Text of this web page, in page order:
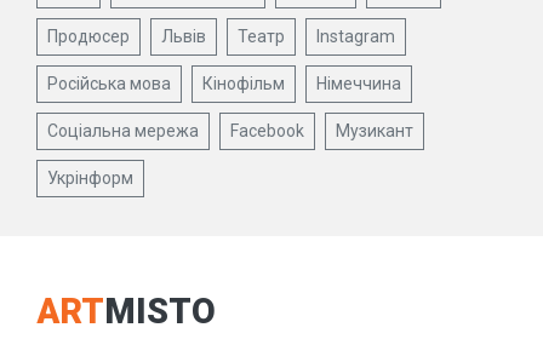
Продюсер Львів Театр Instagram
Російська мова Кінофільм Німеччина
Соціальна мережа Facebook Музикант
Укрінформ
ARTMISTO